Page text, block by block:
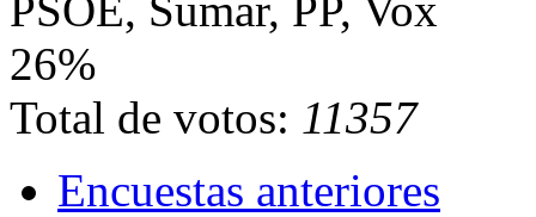
26%
Total de votos: 11357
Encuestas anteriores